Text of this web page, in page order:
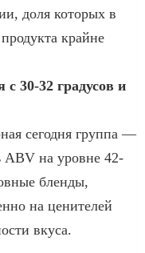
доля которых в
крайне
с 30-32 градусов и
сегодня группа —
ABV на уровне 42-
бленды,
на ценителей
вкуса.